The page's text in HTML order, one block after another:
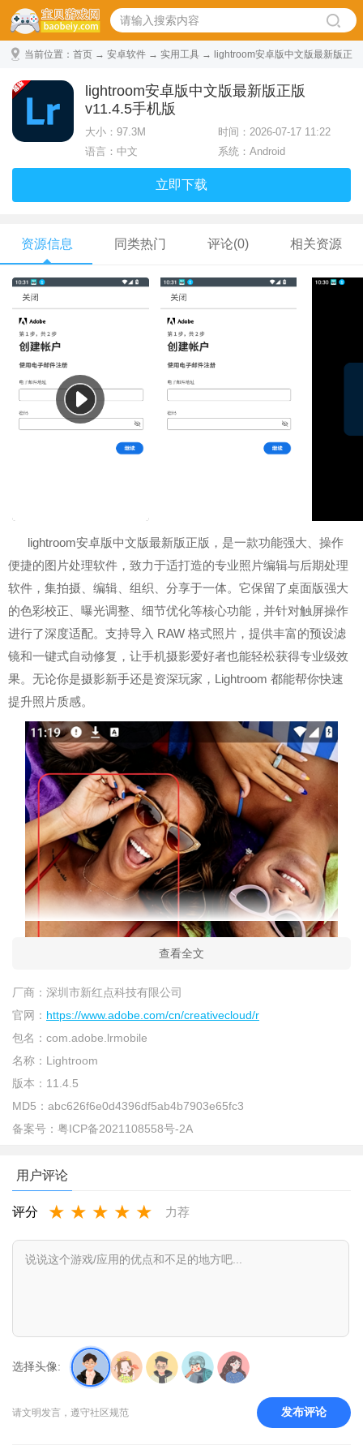
当前位置： 首页 → 安卓软件 → 实用工具 → lightroom安卓版中文版最新版正
lightroom安卓版中文版最新版正版
v11.4.5手机版
大小： 97.3M
时间：2026-07-17 11:22
语言：中文
系统：Android
立即下载
资源信息 同类热门 评论(0) 相关资源
lightroom安卓版中文版最新版正版，是一款功能强大、操作
便捷的图片处理软件，致力于适打造的专业照片编辑与后期处理
软件，集拍摄、编辑、组织、分享于一体。它保留了桌面版强大
的色彩校正、曝光调整、细节优化等核心功能，并针对触屏操作
进行了深度适配。支持导入 RAW 格式照片，提供丰富的预设滤
镜和一键式自动修复，让手机摄影爱好者也能轻松获得专业级效
果。无论你是摄影新手还是资深玩家，Lightroom 都能帮你快速
提升照片质感。
查看全文
厂商： 深圳市新红点科技有限公司
官网： https://www.adobe.com/cn/creativecloud/r
包名： com.adobe.lrmobile
名称： Lightroom
版本： 11.4.5
MD5： abc626f6e0d4396df5ab4b7903e65fc3
备案号： 粤ICP备2021108558号-2A
用户评论
评分 ★ ★ ★ ★ ★ 力荐
选择头像:
请文明发言，遵守社区规范 发布评论